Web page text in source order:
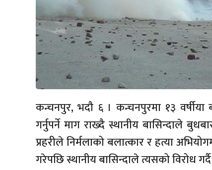
कन्चनपुर, भदौ ६ । कन्चनपुरमा १३ वर्षीया
गर्नुपर्ने माग राख्दै स्थानीय बासिन्दाले
प्रहरीले निर्मलाको बलात्कार र हत्या
गरेपछि स्थानीय बासिन्दाले त्यसको विरोध